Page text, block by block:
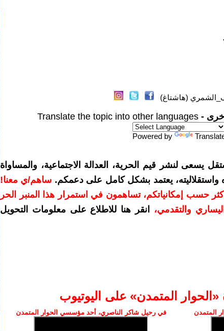
(هاشتاغ)
-
Translate the topic into other languages
Powered by
يسعى لنشر قيم الحرية، العدالة الاجتماعية، والمساواة
واستقلاليته، يعتمد بشكل كامل على دعمكم. ساهم/ي معنا!
سنويًا أو أكثر حسب إمكانياتكم، تساهمون في استمرار هذا المنبر الحر
والتقدمي،
انقر هنا للاطلاع على معلومات التحويل
المتمدن» على اليوتيوب
المتمدن في رحيل شاكر الناصري، أحد مؤسسي الحوار المتمدن